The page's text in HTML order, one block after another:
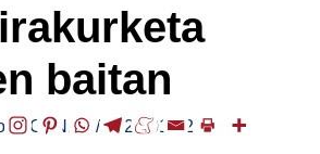
baitan
/AGENDA /2026-01-22